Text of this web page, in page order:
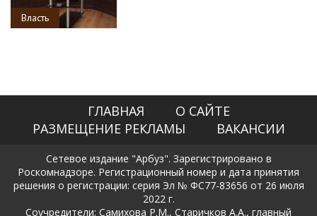
Власть
ГЛАВНАЯ
О САЙТЕ
РАЗМЕЩЕНИЕ РЕКЛАМЫ
ВАКАНСИИ
Сетевое издание "Арбуз". Зарегистрировано в
Роскомнадзоре. Регистрационный номер и дата принятия
решения о регистрации: серия Эл № ФС77-83656 от 26 июля
2022 г.
Соучредители: Самихова Р.М., Старичков А.А., главный